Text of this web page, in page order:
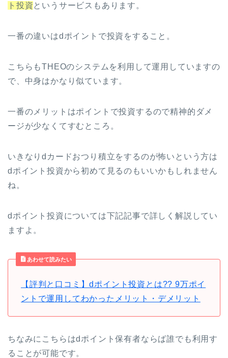
ト投資 というサービスもあります。
一番の違いはdポイントで投資をすること。
こちらもTHEOのシステムを利用して運用していますの
で、中身はかなり似ています。
一番のメリットはポイントで投資するので精神的ダメ
ージが少なくてすむところ。
いきなりdカードおつり積立をするのが怖いという方は
dポイント投資から初めて見るのもいいかもしれません
ね。
dポイント投資については下記記事で詳しく解説してい
ますよ。
あわせて読みたい
【評判と口コミ】dポイント投資とは?? 9万ポイ
ントで運用してわかったメリット・デメリット
ちなみにこちらはdポイント保有者ならば誰でも利用す
ることが可能です。